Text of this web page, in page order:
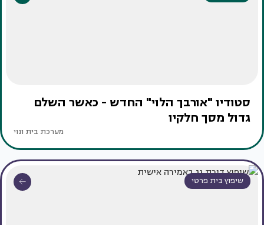
סטודיו "אורבך הלוי" החדש - כאשר השלם
גדול מסך חלקיו
מערכת בית ונוי
שיפוץ בית פרטי